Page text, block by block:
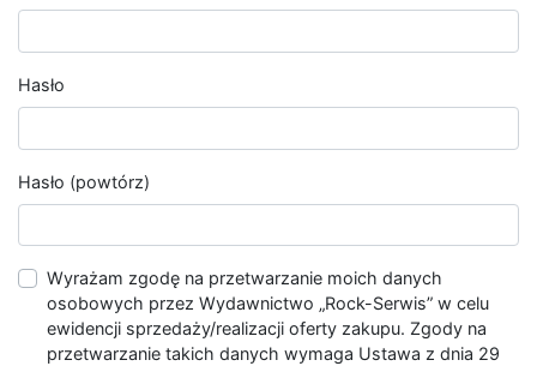
Hasło
Hasło (powtórz)
Wyrażam zgodę na przetwarzanie moich danych
osobowych przez Wydawnictwo „Rock-Serwis” w celu
ewidencji sprzedaży/realizacji oferty zakupu. Zgody na
przetwarzanie takich danych wymaga Ustawa z dnia 29